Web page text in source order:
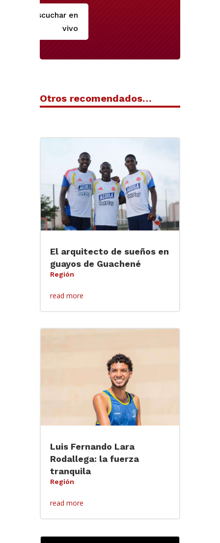
Escuchar en
vivo
Otros recomendados…
El arquitecto de sueños en
guayos de Guachené
Región
read more
Luis Fernando Lara
Rodallega: la fuerza
tranquila
Región
read more